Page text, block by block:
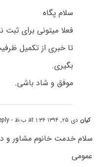
سلام پگاه
فعلا میتونی برای
تا خبری از تکمیل
بگیری.
موفق و شاد باشی.
کیان دی ۲۵, ۱۳۹۴ at ۱:۳۶ ب٫ظ - Reply
سلام خدمت خانوم مشاور و
عمومی